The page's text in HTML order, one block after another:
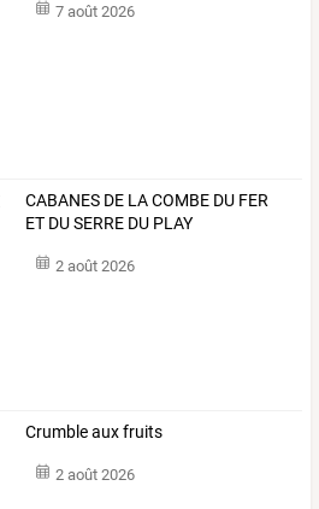
7 août 2026
CABANES DE LA COMBE DU FER
ET DU SERRE DU PLAY
2 août 2026
Crumble aux fruits
2 août 2026